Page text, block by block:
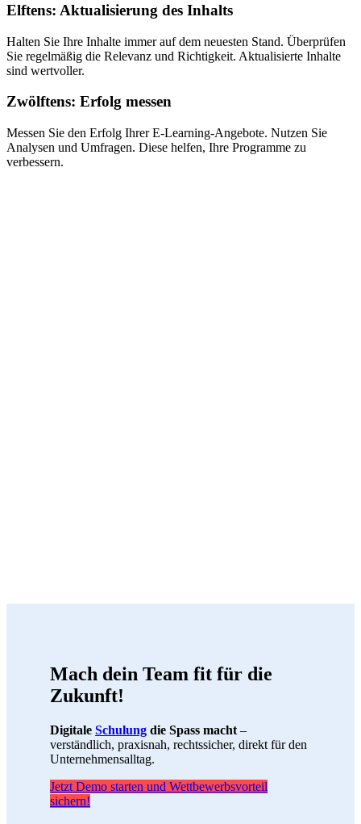
Elftens: Aktualisierung des Inhalts
Halten Sie Ihre Inhalte immer auf dem neuesten Stand. Überprüfen
Sie regelmäßig die Relevanz und Richtigkeit. Aktualisierte Inhalte
sind wertvoller.
Zwölftens: Erfolg messen
Messen Sie den Erfolg Ihrer E-Learning-Angebote. Nutzen Sie
Analysen und Umfragen. Diese helfen, Ihre Programme zu
verbessern.
Mach dein Team fit für die
Zukunft!
DigitaleSchulung die Spass macht –
verständlich, praxisnah, rechtssicher, direkt für den
Unternehmensalltag.
Jetzt Demo starten und Wettbewerbsvorteil
sichern!